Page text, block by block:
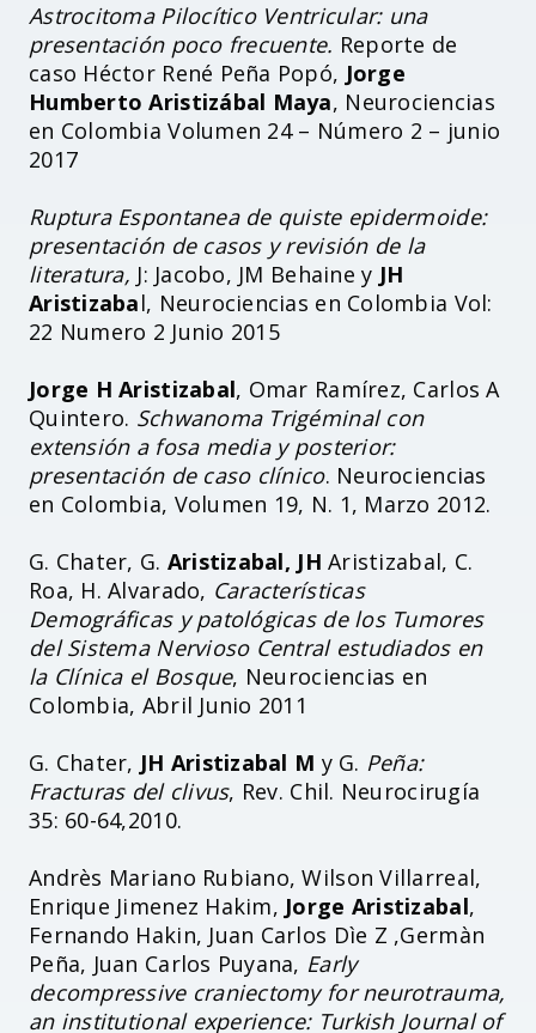
Astrocitoma Pilocítico Ventricular: una
presentación poco frecuente. Reporte de
caso Héctor René Peña Popó, Jorge
Humberto Aristizábal Maya, Neurociencias
en Colombia Volumen 24 – Número 2 – junio
2017
Ruptura Espontanea de quiste epidermoide:
presentación de casos y revisión de la
literatura, J: Jacobo, JM Behaine y JH
Aristizabal, Neurociencias en Colombia Vol:
22 Numero 2 Junio 2015
Jorge H Aristizabal, Omar Ramírez, Carlos A
Quintero. Schwanoma Trigéminal con
extensión a fosa media y posterior:
presentación de caso clínico. Neurociencias
en Colombia, Volumen 19, N. 1, Marzo 2012.
G. Chater, G. Aristizabal, JH Aristizabal, C.
Roa, H. Alvarado, Características
Demográficas y patológicas de los Tumores
del Sistema Nervioso Central estudiados en
la Clínica el Bosque, Neurociencias en
Colombia, Abril Junio 2011
G. Chater, JH Aristizabal M y G. Peña:
Fracturas del clivus, Rev. Chil. Neurocirugía
35: 60-64,2010.
Andrès Mariano Rubiano, Wilson Villarreal,
Enrique Jimenez Hakim, Jorge Aristizabal,
Fernando Hakin, Juan Carlos Dìe Z ,Germàn
Peña, Juan Carlos Puyana, Early
decompressive craniectomy for neurotrauma,
an institutional experience: Turkish Journal of